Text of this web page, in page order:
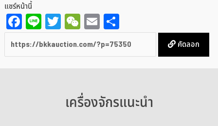
แชร์หน้านี้
Facebook
LineTwitter
WeChat
EmailShare
คัดลอก
เครื่องจักรแนะนำ